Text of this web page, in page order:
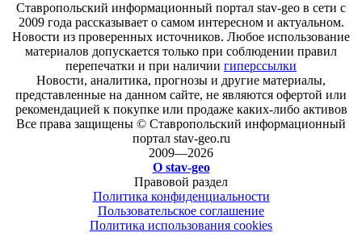
Ставропольский информационный портал stav-geo в сети с
2009 года рассказывает о самом интересном и актуальном.
Новости из проверенных источников. Любое использование
материалов допускается только при соблюдении правил
перепечатки и при наличии гиперссылки
Новости, аналитика, прогнозы и другие материалы,
представленные на данном сайте, не являются офертой или
рекомендацией к покупке или продаже каких-либо активов
Все права защищены © Ставропольский информационный
портал stav-geo.ru
2009—2026
О stav-geo
Правовой раздел
Политика конфиденциальности
Пользовательское соглашение
Политика использования cookies